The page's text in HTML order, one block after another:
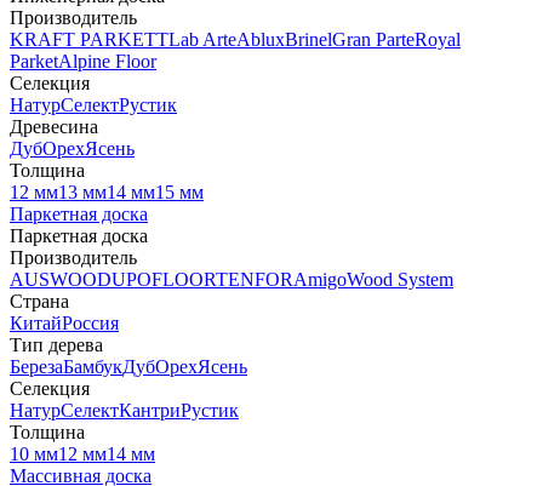
Производитель
KRAFT PARKETTLab ArteAbluxBrinelGran ParteRoyal
ParketAlpine Floor
Селекция
НатурСелектРустик
Древесина
ДубОрехЯсень
Толщина
12 мм13 мм14 мм15 мм
Паркетная доска
Паркетная доска
Производитель
AUSWOODUPOFLOORTENFORAmigoWood System
Страна
КитайРоссия
Тип дерева
БерезаБамбукДубОрехЯсень
Селекция
НатурСелектКантриРустик
Толщина
10 мм12 мм14 мм
Массивная доска